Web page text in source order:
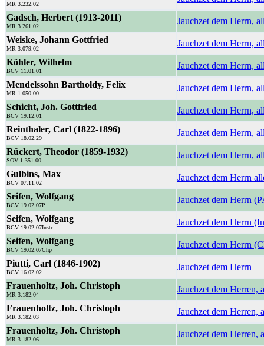
MR 3.232.02
Gadsch, Herbert (1913-2011)
MR 3.261.02
Jauchzet dem Herrn,
Weiske, Johann Gottfried
MR 3.079.02
Jauchzet dem Herrn,
Köhler, Wilhelm
BCV 11.01.01
Jauchzet dem Herrn,
Mendelssohn Bartholdy, Felix
MR 1.050.00
Jauchzet dem Herrn,
Schicht, Joh. Gottfried
BCV 19.12.01
Jauchzet dem Herrn,
Reinthaler, Carl (1822-1896)
BCV 18.02.29
Jauchzet dem Herrn,
Rückert, Theodor (1859-1932)
SOV 1.351.00
Jauchzet dem Herrn,
Gulbins, Max
BCV 07.11.02
Jauchzet dem Herrn
Seifen, Wolfgang
BCV 19.02.07P
Jauchzet dem Herrn
Seifen, Wolfgang
BCV 19.02.07Instr
Jauchzet dem Herrn
Seifen, Wolfgang
BCV 19.02.07Chp
Jauchzet dem Herrn
Piutti, Carl (1846-1902)
BCV 16.02.02
Jauchzet dem Herrn
Frauenholtz, Joh. Christoph
MR 3.182.04
Jauchzet dem Herren,
Frauenholtz, Joh. Christoph
MR 3.182.03
Jauchzet dem Herren,
Frauenholtz, Joh. Christoph
MR 3.182.06
Jauchzet dem Herren,